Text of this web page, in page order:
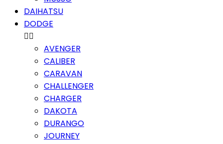
DAIHATSU
DODGE

AVENGER
CALIBER
CARAVAN
CHALLENGER
CHARGER
DAKOTA
DURANGO
JOURNEY